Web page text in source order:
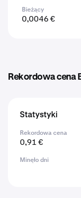
Bieżący
0,0046 €
Rekordowa cena
Statystyki
Rekordowa cena
0,91 €
Minęło dni